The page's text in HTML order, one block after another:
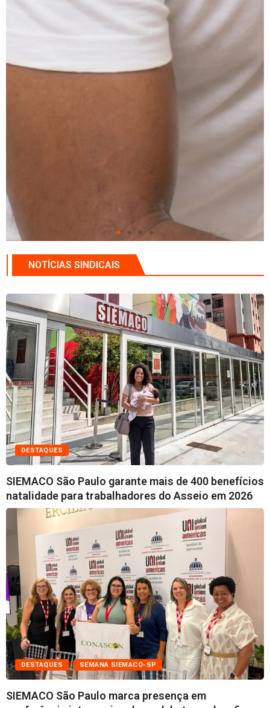
NOTÍCIAS SINDICAIS
DESTAQUES
SIEMACO São Paulo garante mais de 400 benefícios
natalidade para trabalhadores do Asseio em 2026
DESTAQUES SEMANA SIEMACO-SP
SIEMACO São Paulo marca presença em